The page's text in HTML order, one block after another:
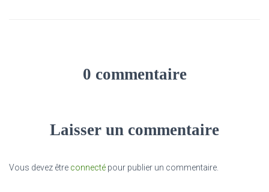
0 commentaire
Laisser un commentaire
Vous devez être connecté pour publier un commentaire.